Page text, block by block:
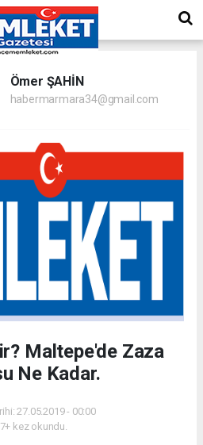
Ömer ŞAHİN
habermarmara34@gmail.com
Maltepe'de Zaza
Ne Kadar.
27.05.2019 - 00:00
kez okundu.